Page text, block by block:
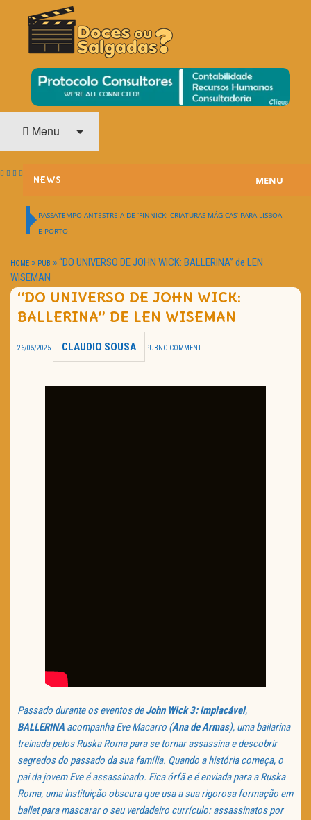
DOCES OU SALGADAS?
O Cinema? Uma Paixão!!
Menu
NEWS
HOME CINEMA
NOTA PESSOAL
TRAILER DO DIA
Política de Privacidade
MENU
PASSATEMPO ANTESTREIA DE ‘FINNICK: CRIATURAS MÁGICAS’ PARA LISBOA
E PORTO
HOME » PUB »“DO UNIVERSO DE JOHN WICK: BALLERINA” de LEN
WISEMAN
“DO UNIVERSO DE JOHN WICK:
BALLERINA” DE LEN WISEMAN
26/05/2025 CLAUDIO SOUSA PUB NO COMMENT
Passado durante os eventos deJohn Wick 3: Implacável,
BALLERINA acompanha Eve Macarro (Ana de Armas), uma bailarina
treinada pelos Ruska Roma para se tornar assassina e descobrir
segredos do passado da sua família. Quando a história começa, o
pai da jovem Eve é assassinado. Fica órfã e é enviada para a Ruska
Roma, uma instituição obscura que usa a sua rigorosa formação em
ballet para mascarar o seu verdadeiro currículo: assassinatos por